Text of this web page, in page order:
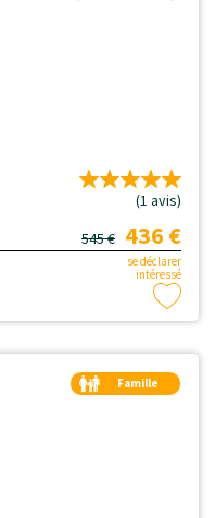
(1 avis)
545 € 436 €
se déclarer
intéressé
Famille